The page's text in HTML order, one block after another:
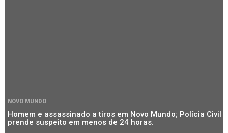
NOVO MUNDO
Homem e assassinado a tiros em Novo Mundo; Polícia Civil
prende suspeito em menos de 24 horas.